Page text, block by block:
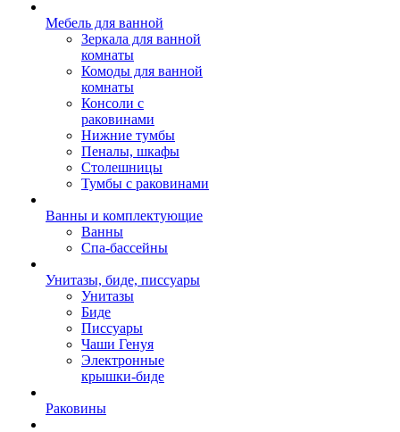
Мебель для ванной
Зеркала для ванной
комнаты
Комоды для ванной
комнаты
Консоли с
раковинами
Нижние тумбы
Пеналы, шкафы
Столешницы
Тумбы с раковинами
Ванны и комплектующие
Ванны
Спа-бассейны
Унитазы, биде, писсуары
Унитазы
Биде
Писсуары
Чаши Генуя
Электронные
крышки-биде
Раковины